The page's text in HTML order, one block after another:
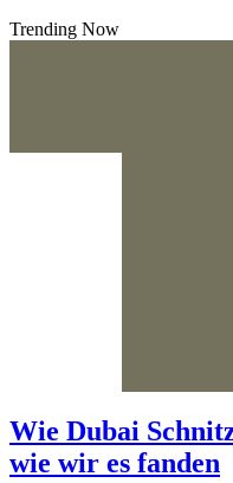
Trending Now
Wie Dubai
wie wir es fanden